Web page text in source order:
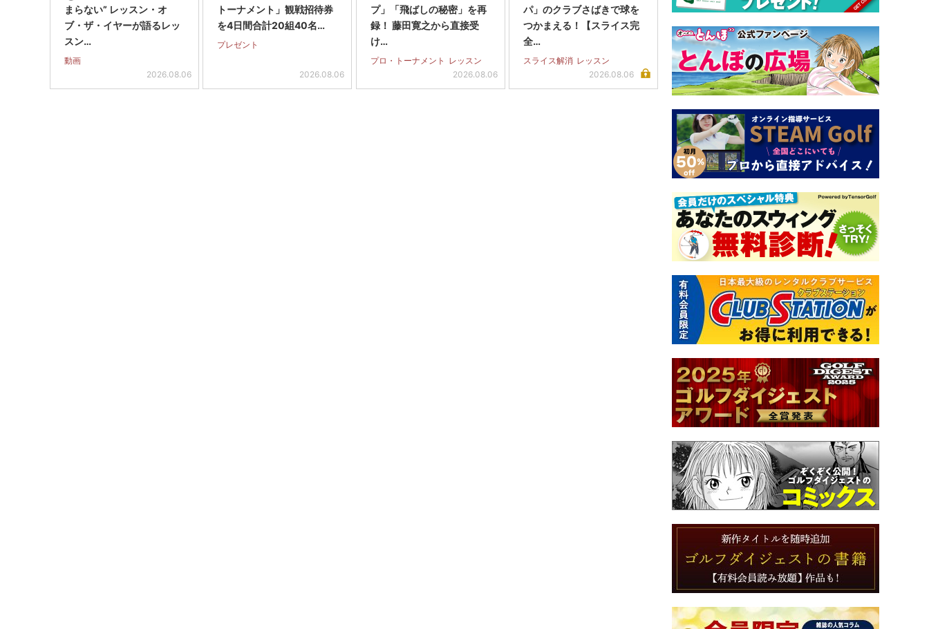
まらない” レッスン・オ
ブ・ザ・イヤーが語るレッ
スン…
動画
2026.08.06
トーナメント」観戦招待券
を4日間合計20組40名…
プレゼント
2026.08.06
プ」「飛ばしの秘密」を再
録！ 藤田寛之から直接受
け…
プロ・トーナメント レッスン
2026.08.06
パ」のクラブさばきで球を
つかまえる！【スライス完
全…
スライス解消 レッスン
2026.08.06